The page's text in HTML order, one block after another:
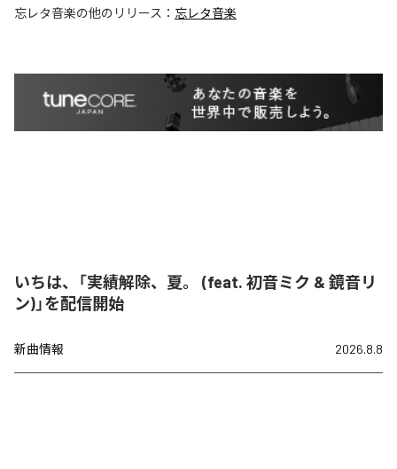
忘レタ音楽の他のリリース： 忘レタ音楽
いちは、「実績解除、夏。 (feat. 初音ミク & 鏡音リ
ン)」を配信開始
新曲情報 2026.8.8